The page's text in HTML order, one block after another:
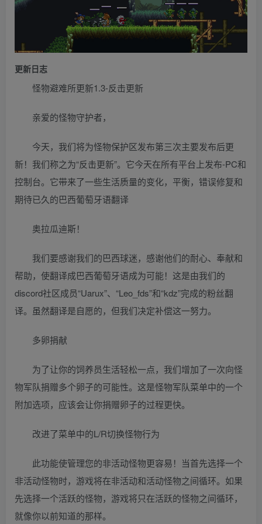
更新日志
怪物避难所更新1.3-反击更新
亲爱的怪物守护者，
今天，我们将为怪物保护区发布第三次主要发布后更
新！我们称之为“反击更新”。它今天在所有平台上发布-PC和
控制台。它带来了一些生活质量的变化，平衡，错误修复和
期待已久的巴西葡萄牙语翻译
奥拉瓜迪斯！
我们要感谢我们的巴西球迷，感谢他们的耐心、奉献和
帮助，使翻译成巴西葡萄牙语成为可能！这是由我们的
discord社区成员“Uarux”、“Leo_fds”和“kdz”完成的粉丝翻
译。虽然翻译是自愿的，但我们决定补偿这一努力。
多卵捐献
为了让你的饲养员生活轻松一点，我们增加了一次向怪
物军队捐赠多个卵子的可能性。这是怪物军队菜单中的一个
附加选项，应该会让你捐赠卵子的过程更快。
改进了菜单中的L/R切换怪物行为
此功能使管理您的非活动怪物更容易！当首先选择一个
非活动怪物时，游戏将在非活动和活动怪物之间循环。如果
先选择一个活跃的怪物，游戏将只在活跃的怪物之间循环，
就像你以前知道的那样。